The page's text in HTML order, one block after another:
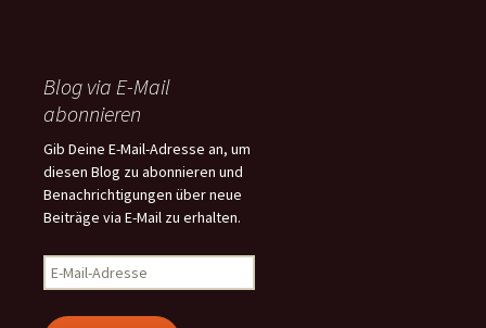
Blog via E-Mail
abonnieren
Gib Deine E-Mail-Adresse an, um
diesen Blog zu abonnieren und
Benachrichtigungen über neue
Beiträge via E-Mail zu erhalten.
E-
Mail-